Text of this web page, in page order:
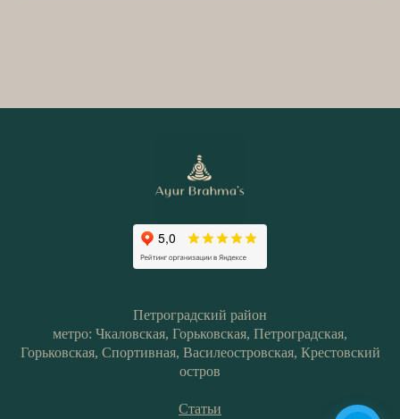
Петроградский район
метро: Чкаловская, Горьковская, Петроградская,
Горьковская, Спортивная, Василеостровская, Крестовский
остров
Статьи